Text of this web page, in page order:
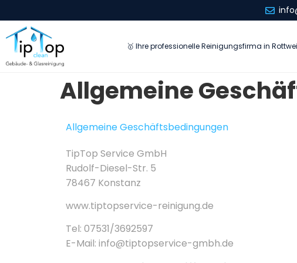
🥇 Ihre professionelle Reinigungsfirma in
Allgemeine
Allgemeine Geschäftsbedingungen
TipTop Service GmbH
Rudolf-Diesel-Str. 5
78467 Konstanz
www.tiptopservice-reinigung.de
Tel: 07531/3692597
E-Mail: info@tiptopservice-gmbh.de